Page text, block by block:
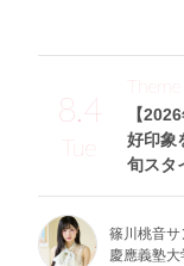
8.4
Tue
【
好印象
旬スタ
Theme
篠川桃音
慶應義塾